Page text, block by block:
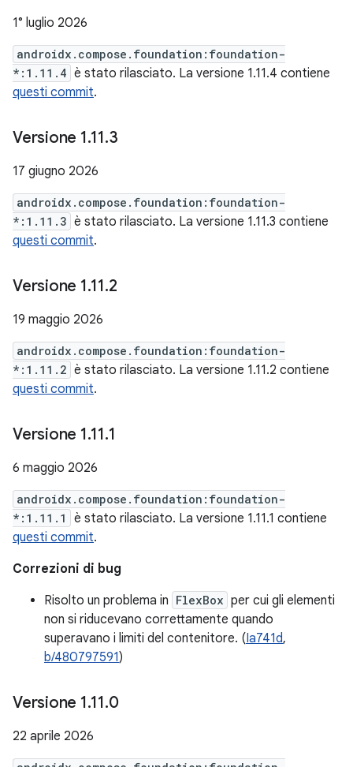
1° luglio 2026
androidx.compose.foundation:foundation-
*:1.11.4 è stato rilasciato. La versione 1.11.4 contiene
questi commit.
Versione 1.11.3
17 giugno 2026
androidx.compose.foundation:foundation-
*:1.11.3 è stato rilasciato. La versione 1.11.3 contiene
questi commit.
Versione 1.11.2
19 maggio 2026
androidx.compose.foundation:foundation-
*:1.11.2 è stato rilasciato. La versione 1.11.2 contiene
questi commit.
Versione 1.11.1
6 maggio 2026
androidx.compose.foundation:foundation-
*:1.11.1
è stato rilasciato. La versione 1.11.1 contiene
questi commit.
Correzioni di bug
Risolto un problema in FlexBox per cui gli elementi
non si riducevano correttamente quando
superavano i limiti del contenitore. (Ia741d,
b/480797591)
Versione 1.11.0
22 aprile 2026